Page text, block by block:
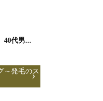
40代男...
～発毛のス